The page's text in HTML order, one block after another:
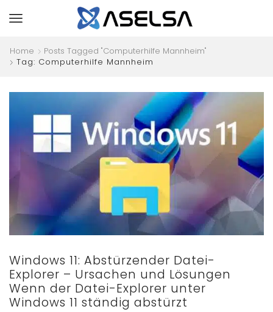
Home
Posts Tagged "Computerhilfe Mannheim"
Tag: Computerhilfe Mannheim
Windows 11: Abstürzender Datei-
Explorer – Ursachen und Lösungen
Wenn der Datei-Explorer unter
Windows 11 ständig abstürzt